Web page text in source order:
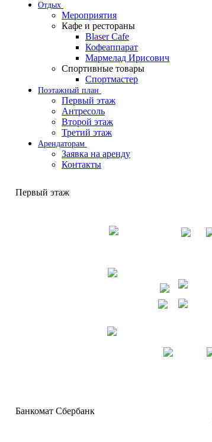
Отдых
Мероприятия
Кафе и рестораны
Blaser Cafe
Кофеаппарат
Мармелад Ирисович
Спортивные товары
Спортмастер
Поэтажный план
Первый этаж
Антресоль
Второй этаж
Третий этаж
Арендаторам
Заявка на аренду
Контакты
Первый этаж
Банкомат Сбербанк